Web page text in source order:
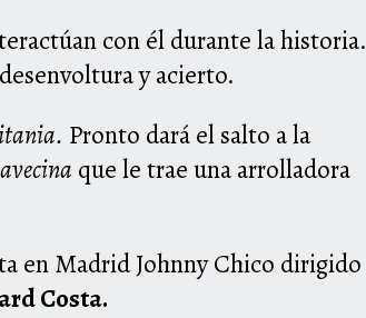
con él durante la historia.
y acierto.
Pronto dará el salto a la
que le trae una arrolladora
en Madrid Johnny Chico dirigido
Costa.